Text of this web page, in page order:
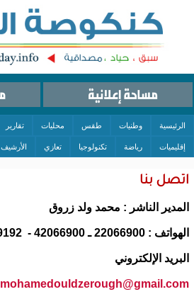
الرئيسية وطنيات طقس محليات تقارير
إقليميات رياضة تكنولوجيا تعازي الأرشيف
اتصل بنا
المدير الناشر : محمد ولد زروق
الهواتف : 22066900 ـ 42066900 - 37479192
البريد الإلكتروني
mohamedouldzerough@gmail.com